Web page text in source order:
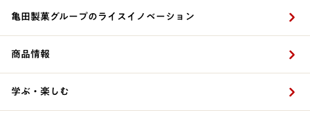
亀田製菓グループのライスイノベーション
商品情報
学ぶ・楽しむ